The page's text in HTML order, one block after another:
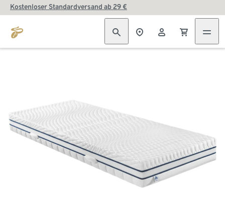
Kostenloser Standardversand ab 29 €